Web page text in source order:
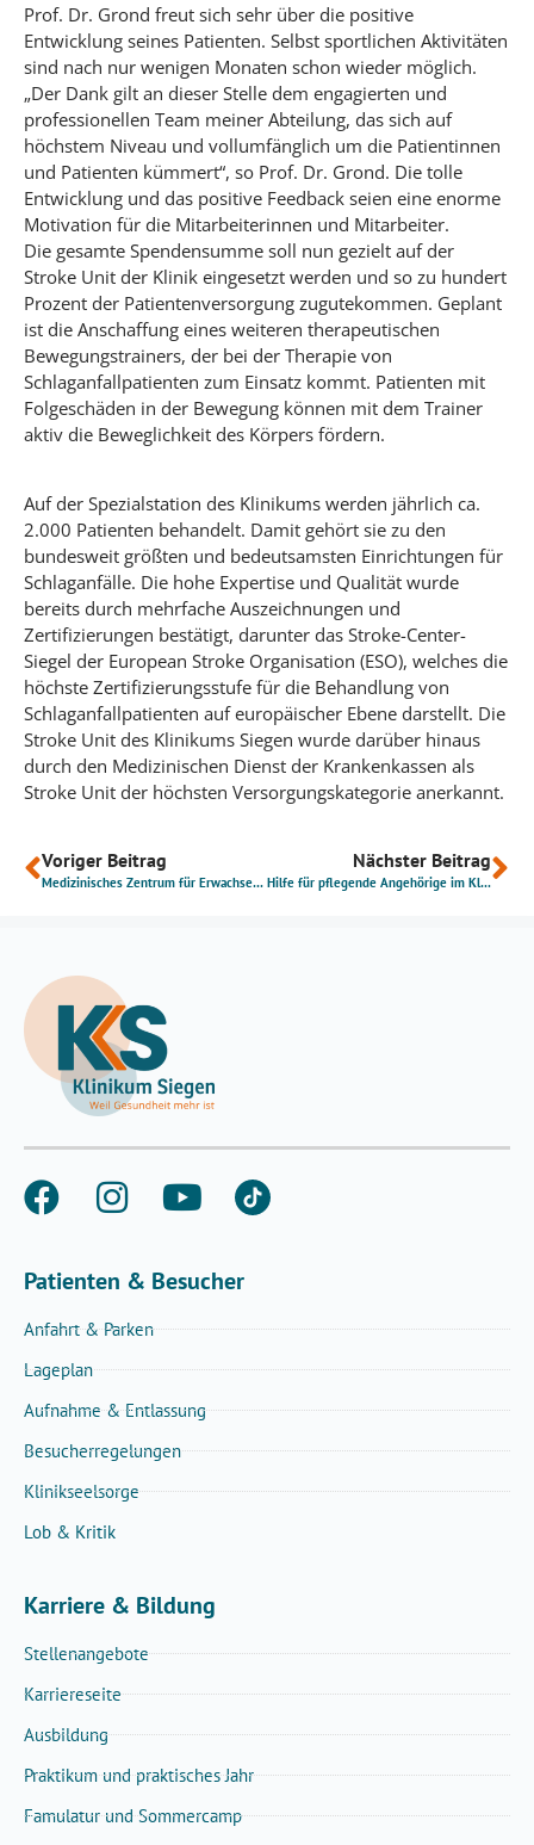
Prof. Dr. Grond freut sich sehr über die positive
Entwicklung seines Patienten. Selbst sportlichen Aktivitäten
sind nach nur wenigen Monaten schon wieder möglich.
„Der Dank gilt an dieser Stelle dem engagierten und
professionellen Team meiner Abteilung, das sich auf
höchstem Niveau und vollumfänglich um die Patientinnen
und Patienten kümmert“, so Prof. Dr. Grond. Die tolle
Entwicklung und das positive Feedback seien eine enorme
Motivation für die Mitarbeiterinnen und Mitarbeiter.
Die gesamte Spendensumme soll nun gezielt auf der
Stroke Unit der Klinik eingesetzt werden und so zu hundert
Prozent der Patientenversorgung zugutekommen. Geplant
ist die Anschaffung eines weiteren therapeutischen
Bewegungstrainers, der bei der Therapie von
Schlaganfallpatienten zum Einsatz kommt. Patienten mit
Folgeschäden in der Bewegung können mit dem Trainer
aktiv die Beweglichkeit des Körpers fördern.
Auf der Spezialstation des Klinikums werden jährlich ca.
2.000 Patienten behandelt. Damit gehört sie zu den
bundesweit größten und bedeutsamsten Einrichtungen für
Schlaganfälle. Die hohe Expertise und Qualität wurde
bereits durch mehrfache Auszeichnungen und
Zertifizierungen bestätigt, darunter das Stroke-Center-
Siegel der European Stroke Organisation (ESO), welches die
höchste Zertifizierungsstufe für die Behandlung von
Schlaganfallpatienten auf europäischer Ebene darstellt. Die
Stroke Unit des Klinikums Siegen wurde darüber hinaus
durch den Medizinischen Dienst der Krankenkassen als
Stroke Unit der höchsten Versorgungskategorie anerkannt.
Voriger Beitrag
Medizinisches Zentrum für Erwachsene mit Behinderung eröffnet am Klinikum Siegen
Nächster Beitrag
Hilfe für pflegende Angehörige im Klinikum Siegen
Patienten & Besucher
Anfahrt & Parken
Lageplan
Aufnahme & Entlassung
Besucherregelungen
Klinikseelsorge
Lob & Kritik
Karriere & Bildung
Stellenangebote
Karriereseite
Ausbildung
Praktikum und praktisches Jahr
Famulatur und Sommercamp